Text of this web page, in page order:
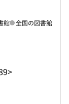
館 全国の図書館